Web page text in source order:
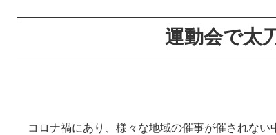
運動会で太
コロナ禍にあり、様々な地域の催事が催されない